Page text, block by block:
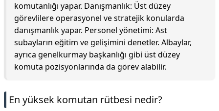
komutanlığı yapar. Danışmanlık: Üst düzey
görevlilere operasyonel ve stratejik konularda
danışmanlık yapar. Personel yönetimi: Ast
subayların eğitim ve gelişimini denetler. Albaylar,
ayrıca genelkurmay başkanlığı gibi üst düzey
komuta pozisyonlarında da görev alabilir.
En yüksek komutan rütbesi nedir?